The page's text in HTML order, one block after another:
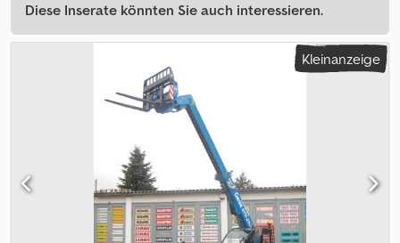
Diese Inserate könnten Sie auch interessieren.
Kleinanzeige